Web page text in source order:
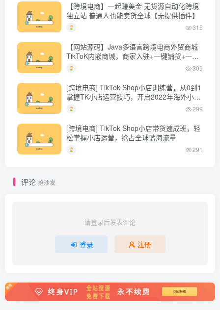
【跨境电商】一起赚美金·无货源自动化跨境
独立站 普通人也能卖货全球【无提供插件】
315
【网站源码】Java多语言跨境电商外贸商城
TikToK内嵌商城，商家入驻+一键铺货+一键
提货 全开源完美运营
309
[跨境电商] TikTok Shop小店训练营，从0到1
掌握TK小店运营技巧，开启2022年海外小店
带货
299
[跨境电商] TikTok Shop小店带货速成班，轻
松掌握小店运营，抢占全球蓝海流量
291
评论 抢沙发
请登录后发表评论
登录 注册